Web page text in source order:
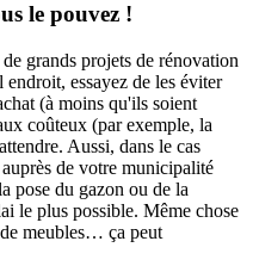
le pouvez !
grands projets de rénovation
essayez de les éviter
(à moins qu'ils soient
coûteux (par exemple, la
Aussi, dans le cas
de votre municipalité
pose du gazon ou de la
le plus possible. Même chose
meubles… ça peut